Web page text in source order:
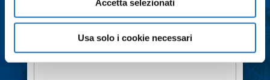
Accetta selezionati
Usa solo i cookie necessari
Messaggio *